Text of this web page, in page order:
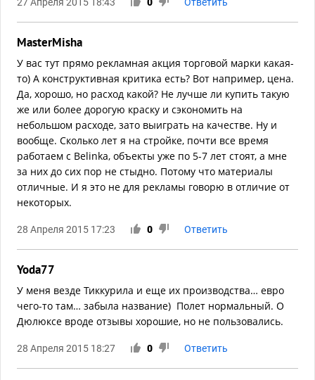
MasterMisha
У вас тут прямо рекламная акция торговой марки какая-
то) А конструктивная критика есть? Вот например, цена.
Да, хорошо, но расход какой? Не лучше ли купить такую
же или более дорогую краску и сэкономить на
небольшом расходе, зато выиграть на качестве. Ну и
вообще. Сколько лет я на стройке, почти все время
работаем с Belinka, объекты уже по 5-7 лет стоят, а мне
за них до сих пор не стыдно. Потому что материалы
отличные. И я это не для рекламы говорю в отличие от
некоторых.
28 Апреля 2015 17:23 0 Ответить
Yoda77
У меня везде Тиккурила и еще их производства… евро
чего-то там… забыла название) Полет нормальный. О
Дюлюксе вроде отзывы хорошие, но не пользовались.
28 Апреля 2015 18:27 0 Ответить